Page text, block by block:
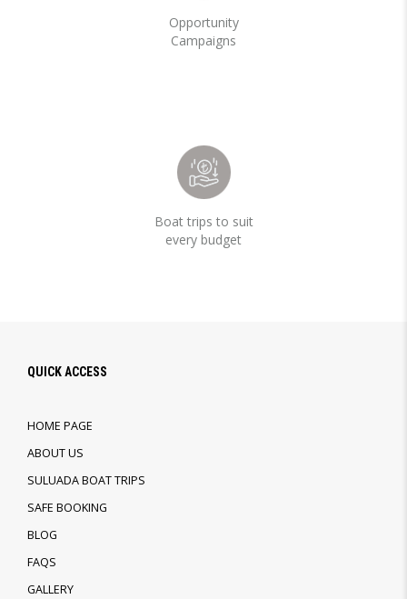
Opportunity
Campaigns
Boat trips to suit
every budget
QUICK ACCESS
HOME PAGE
ABOUT US
SULUADA BOAT TRIPS
SAFE BOOKING
BLOG
FAQS
GALLERY